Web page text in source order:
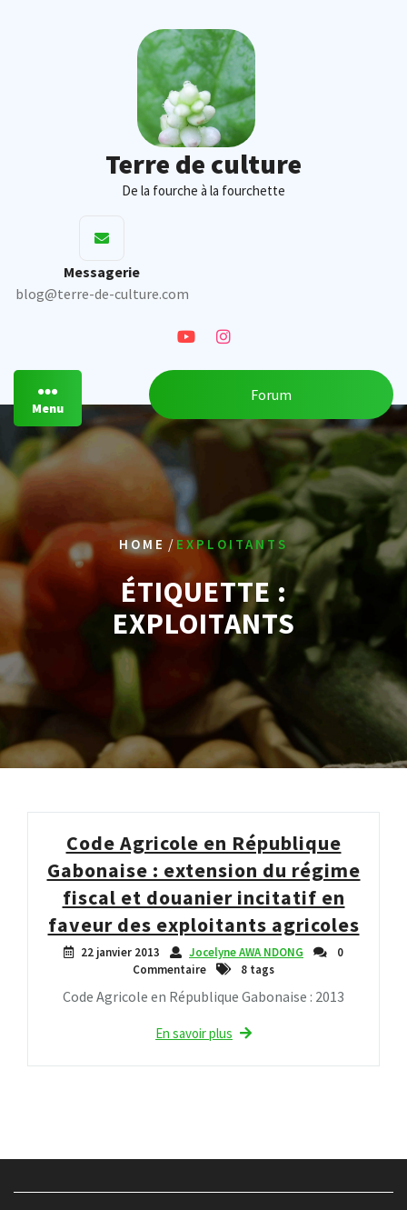
Terre de culture
De la fourche à la fourchette
Messagerie
blog@terre-de-culture.com
Menu
Forum
HOME / EXPLOITANTS
ÉTIQUETTE :
EXPLOITANTS
Code Agricole en République
Gabonaise : extension du régime
fiscal et douanier incitatif en
faveur des exploitants agricoles
22 janvier 2013 Jocelyne AWA NDONG
0
Commentaire
8 tags
Code Agricole en République Gabonaise : 2013
En savoir plus